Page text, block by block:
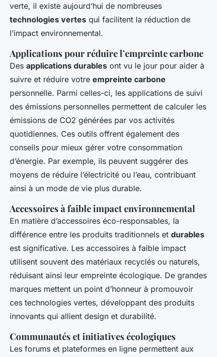
verte, il existe aujourd’hui de nombreuses
technologies vertes qui facilitent la réduction de
l’impact environnemental.
Applications pour réduire l’empreinte carbone
Des applications durables ont vu le jour pour aider à
suivre et réduire votre empreinte carbone
personnelle. Parmi celles-ci, les applications de suivi
des émissions personnelles permettent de calculer les
émissions de CO2 générées par vos activités
quotidiennes. Ces outils offrent également des
conseils pour mieux gérer votre consommation
d’énergie. Par exemple, ils peuvent suggérer des
moyens de réduire l’électricité ou l’eau, contribuant
ainsi à un mode de vie plus durable.
Accessoires à faible impact environnemental
En matière d’accessoires éco-responsables, la
différence entre les produits traditionnels et durables
est significative. Les accessoires à faible impact
utilisent souvent des matériaux recyclés ou naturels,
réduisant ainsi leur empreinte écologique. De grandes
marques mettent un point d’honneur à promouvoir
ces technologies vertes, développant des produits
innovants qui allient design et durabilité.
Communautés et initiatives écologiques
Les forums et plateformes en ligne permettent aux